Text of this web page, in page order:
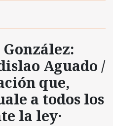
Aguado /
que,
a todos los
la ley·